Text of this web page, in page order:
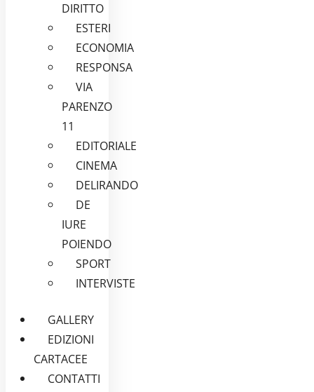
DIRITTO
ESTERI
ECONOMIA
RESPONSA
VIA
PARENZO
11
EDITORIALE
CINEMA
DELIRANDO
DE
IURE
POIENDO
SPORT
INTERVISTE
GALLERY
EDIZIONI
CARTACEE
CONTATTI